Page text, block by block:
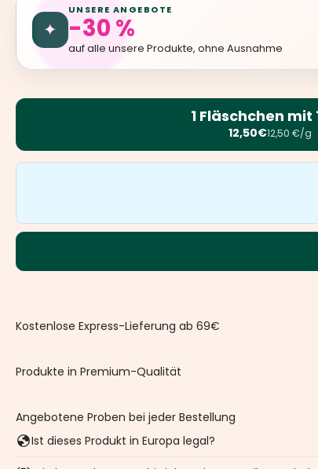
✦
UNSERE ANGEBOTE
-30 %
auf alle unsere Produkte, ohne Ausnahme
1 Fläschchen mit
12,50€12,50 €/g
Kostenlose Express-Lieferung ab 69€
Produkte in Premium-Qualität
Angebotene Proben bei jeder Bestellung
Ist dieses Produkt in Europa legal?